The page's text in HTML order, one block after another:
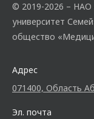
© 2019-2026 –
университет
общество
Адрес
071400, Область
Эл. почта